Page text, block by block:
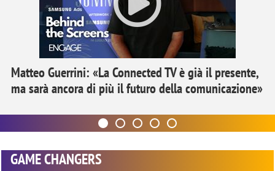
Matteo Guerrini: «La Connected TV è già il presente,
ma sarà ancora di più il futuro della comunicazione»
GAME CHANGERS